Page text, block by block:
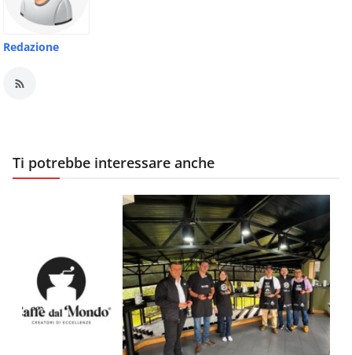
Redazione
Ti potrebbe interessare anche